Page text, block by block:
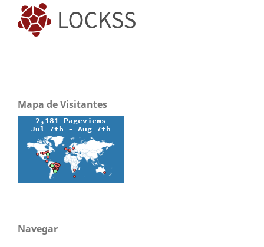
Mapa de Visitantes
Navegar